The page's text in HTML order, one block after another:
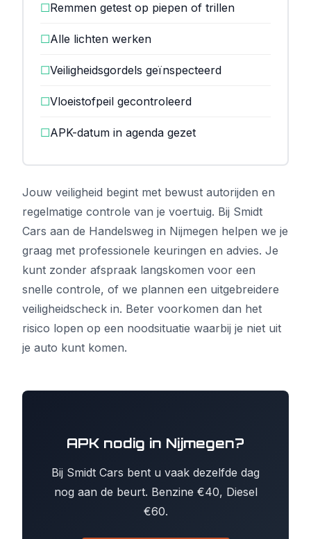
☐Remmen getest op piepen of trillen
☐Alle lichten werken
☐Veiligheidsgordels geïnspecteerd
☐Vloeistofpeil gecontroleerd
☐APK-datum in agenda gezet
Jouw veiligheid begint met bewust autorijden en
regelmatige controle van je voertuig. Bij Smidt
Cars aan de Handelsweg in Nijmegen helpen we je
graag met professionele keuringen en advies. Je
kunt zonder afspraak langskomen voor een
snelle controle, of we plannen een uitgebreidere
veiligheidscheck in. Beter voorkomen dan het
risico lopen op een noodsituatie waarbij je niet uit
je auto kunt komen.
APK nodig in Nijmegen?
Bij Smidt Cars bent u vaak dezelfde dag
nog aan de beurt. Benzine €40, Diesel
€60.